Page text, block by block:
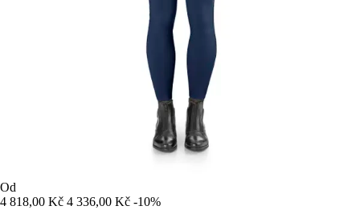
Od
4 818,00 Kč 4 336,00 Kč -10%